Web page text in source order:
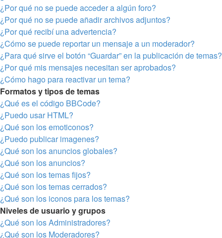
¿Por qué no se puede acceder a algún foro?
¿Por qué no se puede añadir archivos adjuntos?
¿Por qué recibí una advertencia?
¿Cómo se puede reportar un mensaje a un moderador?
¿Para qué sirve el botón “Guardar” en la publicación de temas?
¿Por qué mis mensajes necesitan ser aprobados?
¿Cómo hago para reactivar un tema?
Formatos y tipos de temas
¿Qué es el código BBCode?
¿Puedo usar HTML?
¿Qué son los emoticonos?
¿Puedo publicar imagenes?
¿Qué son los anuncios globales?
¿Qué son los anuncios?
¿Qué son los temas fijos?
¿Qué son los temas cerrados?
¿Qué son los iconos para los temas?
Niveles de usuario y grupos
¿Qué son los Administradores?
¿Qué son los Moderadores?